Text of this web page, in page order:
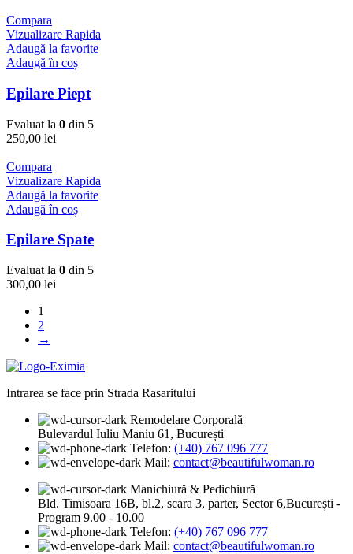
Compara
Vizualizare Rapida
Adaugă la favorite
Adaugă în coș
Epilare Piept
Evaluat la 0 din 5
250,00 lei
Compara
Vizualizare Rapida
Adaugă la favorite
Adaugă în coș
Epilare Spate
Evaluat la 0 din 5
300,00 lei
1
2
→
Intrarea se face prin Strada Rasaritului
Remodelare Corporală
Bulevardul Iuliu Maniu 61, București
Telefon: (+40) 767 096 777
Mail: contact@beautifulwoman.ro
Manichiură & Pedichiură
Bld. Timisoara 16B, bl.2, scara 3, parter, Sector 6,București -
Program 9.00 - 10.00
Telefon: (+40) 767 096 777
Mail: contact@beautifulwoman.ro